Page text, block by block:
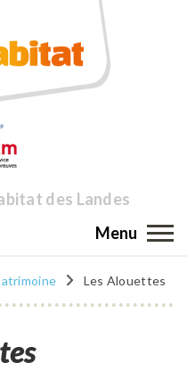
des Landes
Menu
Les Alouettes